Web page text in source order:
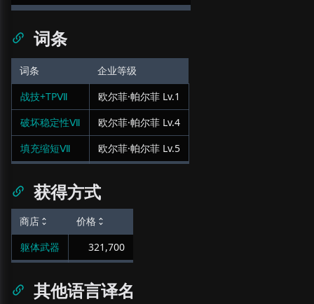
词条
词条
企业等级
战技+TPⅦ
欧尔菲·帕尔菲 Lv.1
破坏稳定性Ⅶ
欧尔菲·帕尔菲 Lv.4
填充缩短Ⅶ
欧尔菲·帕尔菲 Lv.5
获得方式
商店
价格
躯体武器
321,700
其他语言译名